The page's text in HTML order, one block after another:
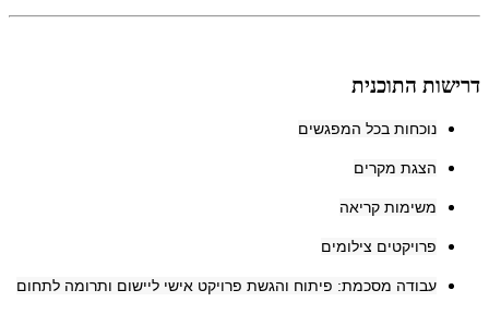
דרישות התוכנית
נוכחות בכל המפגשים
הצגת מקרים
משימות קריאה
פרויקטים צילומים
עבודה מסכמת: פיתוח והגשת פרויקט אישי ליישום ותרומה לתחום